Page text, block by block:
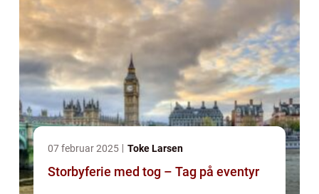
07 februar 2025 Toke Larsen
Storbyferie med tog – Tag på eventyr